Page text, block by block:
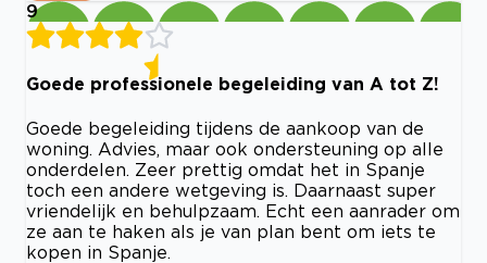
9
Goede professionele begeleiding van A tot Z!
Goede begeleiding tijdens de aankoop van de
woning. Advies, maar ook ondersteuning op alle
onderdelen. Zeer prettig omdat het in Spanje
toch een andere wetgeving is. Daarnaast super
vriendelijk en behulpzaam. Echt een aanrader om
ze aan te haken als je van plan bent om iets te
kopen in Spanje.